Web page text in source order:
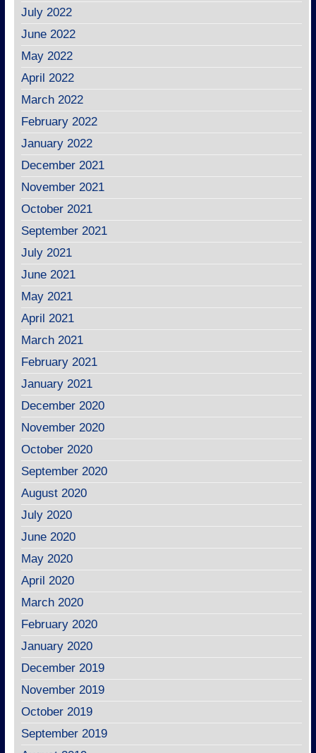
July 2022
June 2022
May 2022
April 2022
March 2022
February 2022
January 2022
December 2021
November 2021
October 2021
September 2021
July 2021
June 2021
May 2021
April 2021
March 2021
February 2021
January 2021
December 2020
November 2020
October 2020
September 2020
August 2020
July 2020
June 2020
May 2020
April 2020
March 2020
February 2020
January 2020
December 2019
November 2019
October 2019
September 2019